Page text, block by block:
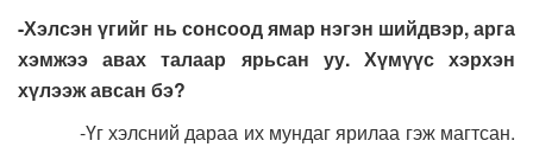
-Хэлсэн үгийг нь сонсоод ямар нэгэн шийдвэр, арга
хэмжээ авах талаар ярьсан уу. Хүмүүс хэрхэн
хүлээж авсан бэ?
-Үг хэлсний дараа их мундаг ярилаа гэж магтсан.